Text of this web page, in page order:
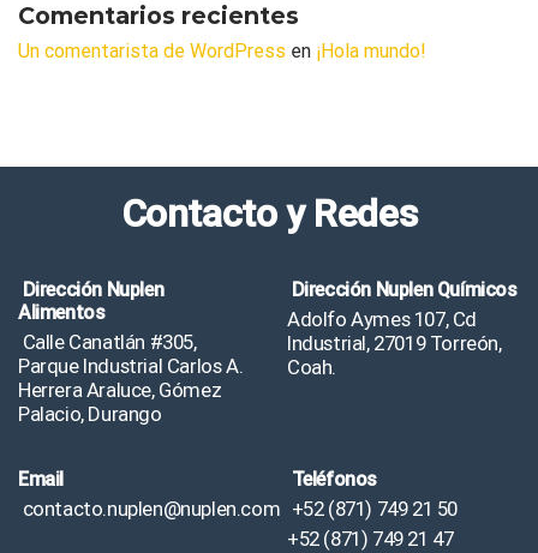
Comentarios recientes
Un comentarista de WordPress en ¡Hola mundo!
Contacto y Redes
Dirección Nuplen
Alimentos
Calle Canatlán #305,
Parque Industrial Carlos A.
Herrera Araluce, Gómez
Palacio, Durango
Dirección Nuplen Químicos
Adolfo Aymes 107, Cd
Industrial, 27019 Torreón,
Coah.
Email
contacto.nuplen@nuplen.com
Teléfonos
+52 (871) 749 21 50
+52 (871) 749 21 47